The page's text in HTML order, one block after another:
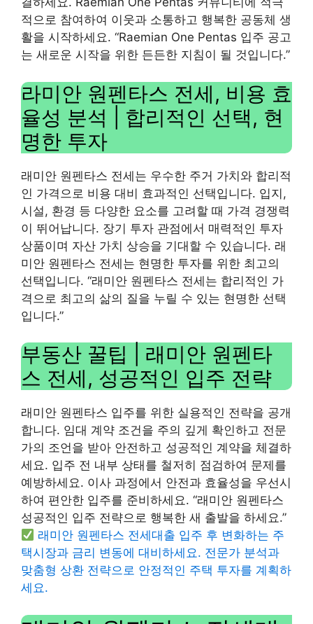
적으로 참여하여 이웃과 소통하고 행복한 공동체 생
활을 시작하세요. “Raemian One Pentas 입주 공고
는 새로운 시작을 위한 든든한 지침이 될 것입니다.”
라미안 원펜타스 전세, 비용 효
율성 분석 | 합리적인 선택, 현
명한 투자
래미안 원펜타스 전세는 우수한 주거 가치와 합리적
인 가격으로 비용 대비 효과적인 선택입니다. 입지,
시설, 환경 등 다양한 요소를 고려할 때 가격 경쟁력
이 뛰어납니다. 장기 투자 관점에서 매력적인 투자
상품이며 자산 가치 상승을 기대할 수 있습니다. 래
미안 원펜타스 전세는 현명한 투자를 위한 최고의
선택입니다. “래미안 원펜타스 전세는 합리적인 가
격으로 최고의 삶의 질을 누릴 수 있는 현명한 선택
입니다.”
부동산 꿀팁 | 래미안 원펜타
스 전세, 성공적인 입주 전략
래미안 원펜타스 입주를 위한 실용적인 전략을 공개
합니다. 임대 계약 조건을 주의 깊게 확인하고 전문
가의 조언을 받아 안전하고 성공적인 계약을 체결하
세요. 입주 전 내부 상태를 철저히 점검하여 문제를
예방하세요. 이사 과정에서 안전과 효율성을 우선시
하여 편안한 입주를 준비하세요. “래미안 원펜타스
성공적인 입주 전략으로 행복한 새 출발을 하세요.”
래미안 원펜타스 전세대출 입주 후 변화하는 주
택시장과 금리 변동에 대비하세요. 전문가 분석과
맞춤형 상환 전략으로 안정적인 주택 투자를 계획하
세요.